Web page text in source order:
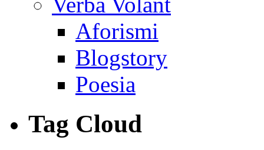
Aforismi
Blogstory
Poesia
Tag Cloud